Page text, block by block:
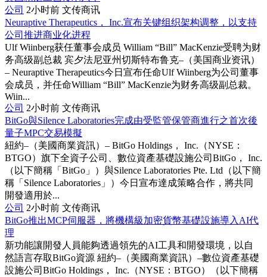
公司 2小时前 文传商讯
Neuraptive Therapeutics， Inc.宣布关键组织架构调整，以支持
公司推进商业化进程
Ulf Wiinberg获任董事会成员 William “Bill” MacKenzie受聘为财
务高级副总裁 宾夕法尼亚州切斯特布鲁克–（美国商业资讯）
– Neuraptive Therapeutics今日宣布任命Ulf Wiinberg为公司董事
会成员，并任命William “Bill” MacKenzie为财务高级副总裁。
Wiin...
公司 2小时前 文传商讯
BitGo與Silence Laboratories完成由受監管保管商進行之首次後
量子MPC交易模擬
紐約–（美國商業資訊）– BitGo Holdings， Inc.（NYSE：
BTGO）旗下全資子公司、數位資產基礎設施公司BitGo， Inc.
（以下簡稱「BitGo」）與Silence Laboratories Pte. Ltd（以下簡
稱「Silence Laboratories」）今日宣布達成策略合作，將共同
開發適用於...
公司 2小时前 文传商讯
BitGo推出MCP伺服器，將機構級加密貨幣基礎設施導入AI代
理
新功能讓開發人員能夠透過領先的AI工具和開發環境，以自
然語言存取BitGo資源 紐約–（美國商業資訊）–數位資產基礎
設施公司BitGo Holdings， Inc.（NYSE：BTGO）（以下簡稱